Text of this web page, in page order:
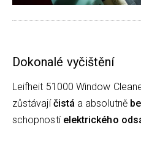
Dokonalé vyčištění
Leifheit 51000 Window
zůstávajíčistá a absolutně
schopností elektrického